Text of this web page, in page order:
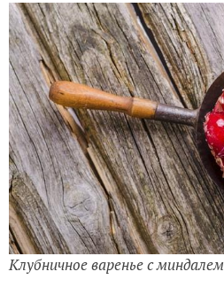
Клубничное варенье с миндалем